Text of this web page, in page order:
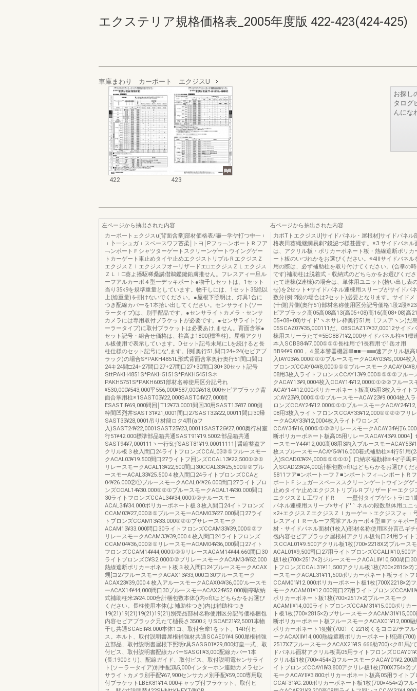
エクステリア規格価格表_2005年度版 422-423(424-425)
車庫まわり カーポート エクジスU
422 423
お探し
タログ
んにな
左ページから抽出された内容
カーポートェクジスu[背面含掌]部材価格表/嚇一学ヤ打つ中一︲
︲卜一シュガ︲スベースワフ苔柔￨トヨ￨Pフヮ﹁ンポートＲフア
﹁ンポートＦシャツターゲートスクリーンゲートウイングゲー
トカーゲート車止めタイヤ止めエクジストリプルＲエクジスＺ
エクジスＺＩエクジスフオーリザードエ□エクジスＺＬエクジス
ＺＬＩ□葵よ播駆稀桑講僣鵜鑑鍵鉛膚推せん。フレスアィー旦ル
ーフアルカーポ４型一デッキポート●物千しセットは、1セット
当り35k9を規準重量としています。物干しには、1セット35絶以
上(総重量)を掛けないでください。●屋根下照明は、灯具1合に
つき配線カバーを1本拾い出してください。センサライト(ソー
ラータイプ)は、別手配品です。●センサライトカメラ・センサ
カメラには専用取付ブラケットが必要です。●センサライト(ツ
ーラータイプ)に取付ブラケットは必要あけ,ません。育面含掌●
セット記号・組合せ価格は、柱高ま1800(標準柱)。屋根アクリ
ル板使用で表示しています。Dセット記号末尾にLを続けると長
柱仕様のセット記号にな',ます。[例]奥行51,問口24+24(セピアブ
ラック)の場合S*PAKH4851L形式背面含掌奥行奥行51間口間口
24キ24間□24+27間口27+27間口27+30間口30+30セット記号
SttPAKH4851S*PAKH5151S*PAKH5451Sネ
PAKH5751S*PAKH6051部材名称使用区分記号れ
¥530,000¥543,000平556,000¥587,000¥618,000セビアブラック背
面合掌用柱※1SAST03¥22,000SAST04¥27,000間
ESASTll¥69,000間回￨T12¥73.0001間回30用SAST13¥87.000側
枠間凹烈丼SAST31¥21,0001間口27SAST32¥22,00011間口30帰
SAST33¥28,0001吊り材簡ロク4用(aフ
入)SAST24¥22,0001SAST25¥23,00011SAST26¥27,000奥行材室
行51¥42.000標準部品箱共通SAST91¥19.5002:部品箱共通
SAST94¥7,000111ヽ一行5げSAST81¥19.00011111￨醤縮整盗ア
クリル板３枚入間口24ライトフロンズCCAL03②①フルースモー
クACAL03¥19.500間口27ライトフ回ンズCCAL13¥22,500①②①
リレースモークACAL13¥22,500間口30CCAL33¥25,500①②ブル
ースモーACAL33¥25.500４枚入間口24ライトブロンズCCAと
04¥26.000②①ブルースモークACAL04¥26.000間口27ライトブロ
ンズCCAL14¥30.000①②①ブルースモークACAL14¥30.000間口
30ライトフロンズCCAL34¥34,000①②ナルースモー
ACAL34¥34.000ポリカーボネート板３枚入間口24イトフロンズ
CCAM03¥27,000②①ブルースモーACAM03¥27.000問口27ライ
トブロンズCCAM13¥33.000①②①ブサレースモーク
ACAM13¥33.000問口30ライトフロンズCCAM33¥39,000①②フ
リレースモークACAM33¥39,000４枚入問口24ライトフロンズ
CCAM04¥36,000②①リレースモーACAM04¥36,000間口27イト
フロンズCCAM14¥44,000①②①リレースACAM14¥44.660間口30
ライトブロンズC¥S2.000①②ブリレースモークACAM34¥52.000
熱線遮断ポリカーボネート板３枚入間口24ブルースモークACAX
甥[ヨ27フルースモークACAX13¥33,000ヨ30フルースモーク
ACAX23¥39,000４枚入アルースモークACAX04¥36,000'ルースモ
ーACAX14¥44,000間口30ブルースモーACAX24¥52.000剛亭駅納
式補助柱米2¥24.000合計梱包数本体()内○印はどちらかをお選び
ください。長柱使用本体(よ補助柱つき)内は補助柱つき
19(21)19(21)19(21)19(21)別売品部材名称使用区分記号価格梱包
内容セピアブラック兄たて樋長さ3500ミリSCAE21¥2,5001本物
干し共通SCAEll¥8.000本体1コ、取付合摩1をット、14R付ヒ
ス。本ルト、取付説明書屋根補強材共通SCAE01¥4.500犀根補強
立部品、取付説明書屋根下照明r具SASG01¥29,800灯皇一式、取
付ビス、取付説明書配線カバーSASGll¥3,000配線カバー1本
(長:1900ミリ)、配線ガイド、取付ビス、取付説明電センサライ
ト(ソーラータイア)別手配鶏5,000インターホン連動カメラセン
サライトカメラ別手配¥67,900センサカメ別手配¥59,000専用取
付ブラケットLBEK81¥14.000キャッブ付フラケット、取付ヒ
右ページから抽出された内容
力ポTトエクジスU[サイドパネル・屋根材]サイドパネル
格表田葵縄継網易劇?鏡泌づ様甚畳す。※3.サイドパネル
は、アクリル板・ポリカーボネート板・熱線遮断ポリカ
ート板のいづれかをお選びください。※4Ⅲサイドバネル
用の際は、必ず補助柱を取り付けてください。(合掌の
です)補助柱は脱着式・収納式のどちらかをお選びくだ
たて連棟(2連棟)の場合は、単体用ユニット(拾い出し表
せ)を2セット+サイドパネル連棟用スリーブがサイドパ
数分(例:2段の場合は2セット)必要となります。サイドメ
(十側)片側(奥行51)部材名称使用区分記号価格1段2段
ビアブラック高05高08高13(高05+08)高16(高08+08)高
05+08+08)サイド′ヽネサレ枠奥行51用〔フスアヽン)だ島
05SCAZ07¥35,000111だ、08SCAZ17¥37,00012サイド
棟用スリーラたて※5EC8B71¥2,000サイドパネル柱※1標
本入SCBB84¥7.000①①①長柱用で1長程用で1岳オ用
BB94¥9.000，４景本警器機器串■■一≡≡≡速アクリル板高
入IAY03¥6.000①①①ブルースモークACAY03¥S,0004枚入
ブロンズCCAY04¥8,000①①①ブルースモーク
08用3枚入ライトフロンスCCAY13¥9.000①①②②フルー
クACAY13¥9,0004枚入CCAY14¥12,000①①②②フルース
ACAY14¥12.000ポリカーボネート板高05用3枚入ライト
ズ:AY23¥9,000①①①ブルースモーACAY23¥9.0004枚入ラ
ロンズCCAY24¥12.000①①①ブルースモーク
08用3枚入ライトフロンスCCAY33¥12,000①①②②フリ
ークACAY33¥12,0004枚入ライトワロンズ
CCAY34¥16,000①①②②リレースモークACAY34¥打6.000
断ポリカーボネート板高05用リレースACAY43¥9.0004
ースモーY44¥12,000高08用3約入ブルースモー
枚スブルースモーACAY54¥16.000着式補助柱※4行51用(2
入)SCAD03¥24,000①①①①①】口納求福勘梓※4ぞ子馬lF
入SCAD23¥24,000計梱包数○印はどちらかをお選びくだ
5811フア■ンポート一フ７■ンポートフィ﹁ンポートＲ
ポートＦシュガースペーススクリーンゲートウイングゲ
止めタイヤ止めエクジストリプルＲブリザードーエクジ
エクジスＺＬ工ワイドＲ 一壁付タイプゲシトラlヨ1
パネル連棟用スリーブ×サイド′｀ネルの段数単体用ユニ
×2+エクジスＺエクジスＺＩカーゲートエクジスフォ︲
レスアィＩＲ一ルーフ需掌アルカーポ４型〓アッキポー
材・サイドパネル面材(1枚入)部材名称使用区分言己ギチ
包内容セビアブラック屋根材アクリル板旬口24用ライト
スCCAL01¥9.500アクリル板1枚(700×2218X2)ブルース
ACAL01¥9,500司口27用ライトブロンズCCALll¥10,500
板1枚(700×2517×2)ジルースモークACALll¥10,500胡口30
トフロンズCCAL31¥11,500アクリル板1枚(700×2815×2)
ースモークACAL31¥11,500ポリカーボネート板ライトフ
CCAM01¥12.000ポリカーボネート板1枚(700X2218×2)
モークACAM01¥12.000笥口27用ライトブロンズ
ポリカーボネート板1枚(700×2517×2)ブルースモーク
ACAMll¥14,000ライトブロンズCCAM31¥15.000ポリカ
ト板1枚(700×2815×2)ブサレースモークACAM31¥15,000
断ポリカーボネート板フルースモークACAX01¥12,000融
ポリカーボネート1犯虻(700〉く2218)くをヨロ27テフル
ークACAXll¥14,000熱繰遮断ポリカーボネート!犯産(700)
2517XZフルースモークACAX21¥lS.666助700)<ク81馬)
ドバネル面材アクリル板高05用ライトフロンズ
クリル板1枚(700×454×2)フルースモークACAY01¥2.200
イトブロンズCCAYll¥3.800アクリレ板1枚(700X754×2)
モークACAYll¥3.800ポリカーボネート板高05用ライトブ
CCAF31¥G.200ポリカーボネート板1枚(700×454×2)フル